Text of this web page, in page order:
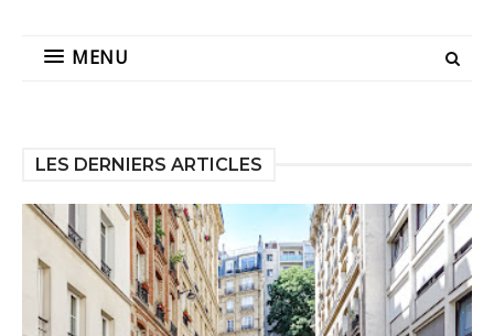
MENU
LES DERNIERS ARTICLES